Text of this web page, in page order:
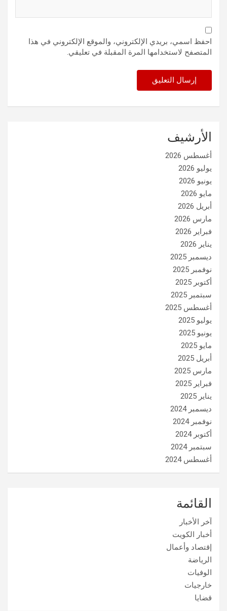
احفظ اسمي، بريدي الإلكتروني، والموقع الإلكتروني في هذا
المتصفح لاستخدامها المرة المقبلة في تعليقي.
الأرشيف
أغسطس 2026
يوليو 2026
يونيو 2026
مايو 2026
أبريل 2026
مارس 2026
فبراير 2026
يناير 2026
ديسمبر 2025
نوفمبر 2025
أكتوبر 2025
سبتمبر 2025
أغسطس 2025
يوليو 2025
يونيو 2025
مايو 2025
أبريل 2025
مارس 2025
فبراير 2025
يناير 2025
ديسمبر 2024
نوفمبر 2024
أكتوبر 2024
سبتمبر 2024
أغسطس 2024
القائمة
آخر الأخبار
أخبار الكويت
إقتصاد وأعمال
الرياضة
الوفيات
خارجيات
قضايا